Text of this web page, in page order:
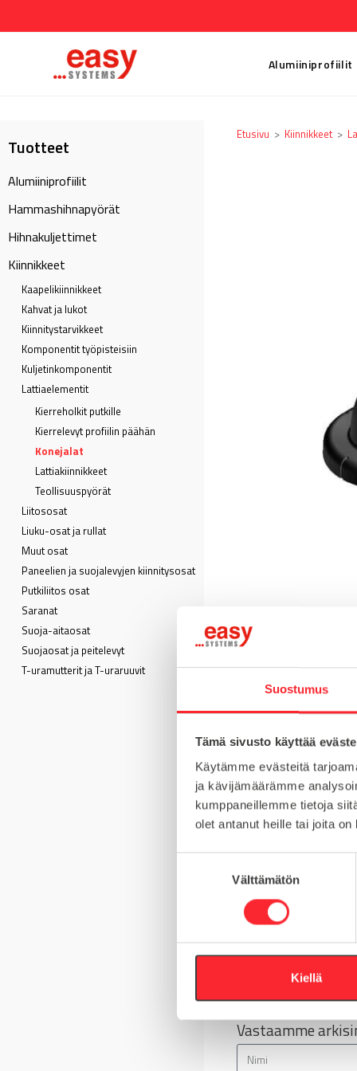
Suostumus
Tämä sivusto käyttää
Käytämme evästeitä
ja kävijämäärämme
kumppaneillemme tietoja
olet antanut heille tai joita
k
Välttämätön
Kiellä
Alumiiniprofiilit
Tuotteet
Alumiiniprofiilit
Hammashihnapyörät
Hihnakuljettimet
Kiinnikkeet
Kaapeli­kiinnikkeet
Kahvat ja lukot
Kiinnitystarvikkeet
Komponentit työpisteisiin
Kuljetin­komponentit
Lattia­elementit
Kierreholkit putkille
Kierrelevyt profiilin päähän
Konejalat
Lattiakiinnikkeet
Teollisuuspyörät
Liitososat
Liuku-osat ja rullat
Muut osat
Paneelien ja suojalevyjen kiinnitysosat
Putkiliitos osat
Saranat
Suoja-aitaosat
Suojaosat ja peitelevyt
T-uramutterit ja T-uraruuvit
Etusivu > Kiinnikkeet >
KIERRE
Kysy tuotteista:
Asiakaspalvelu 8-
Tai lähetä viesti:
Vastaamme